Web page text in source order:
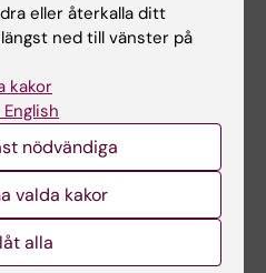
18 jun 2026
Att förstå sin
livsvärld: KIB-podden
om hälsolitteraticitet
och media- &
informationskunnigh
eller återkalla ditt
ned till vänster på
kakor
nödvändiga
valda kakor
alla